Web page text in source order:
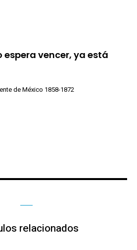
espera vencer, ya está
de México 1858-1872
relacionados